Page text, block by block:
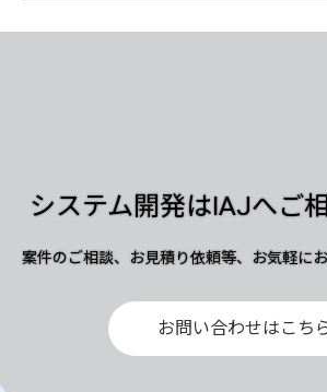
システム開発はIAJへご
案件のご相談、お見積り依頼等、お気軽に
お問い合わせはこち